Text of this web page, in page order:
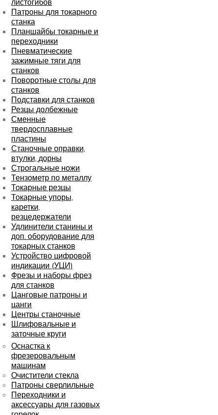
листогибов
Патроны для токарного
станка
Планшайбы токарные и
переходники
Пневматические
зажимные тяги для
станков
Поворотные столы для
станков
Подставки для станков
Резцы долбежные
Сменные
твердосплавные
пластины
Станочные оправки,
втулки, дорны
Строгальные ножи
Тензометр по металлу
Токарные резцы
Токарные упоры,
каретки,
резцедержатели
Удлинители станины и
доп. оборудование для
токарных станков
Устройство цифровой
индикации (УЦИ)
Фрезы и наборы фрез
для станков
Цанговые патроны и
цанги
Центры станочные
Шлифовальные и
заточные круги
Оснастка к
фрезеровальным
машинам
Очистители стекла
Патроны сверлильные
Переходники и
аксессуары для газовых